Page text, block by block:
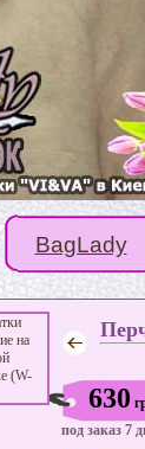
BagLady
630
под заказ 7